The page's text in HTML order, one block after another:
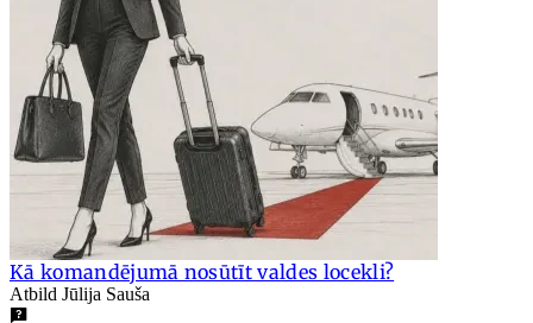
Kā komandējumā nosūtīt valdes locekli?
Atbild Jūlija Sauša